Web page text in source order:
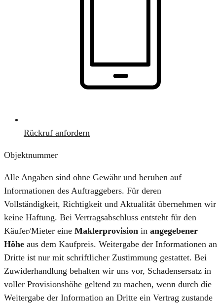
Rückruf anfordern
Objektnummer
Alle Angaben sind ohne Gewähr und beruhen auf
Informationen des Auftraggebers. Für deren
Vollständigkeit, Richtigkeit und Aktualität übernehmen wir
keine Haftung. Bei Vertragsabschluss entsteht für den
Käufer/Mieter eine Maklerprovision in angegebener
Höhe aus dem Kaufpreis. Weitergabe der Informationen an
Dritte ist nur mit schriftlicher Zustimmung gestattet. Bei
Zuwiderhandlung behalten wir uns vor, Schadensersatz in
voller Provisionshöhe geltend zu machen, wenn durch die
Weitergabe der Information an Dritte ein Vertrag zustande